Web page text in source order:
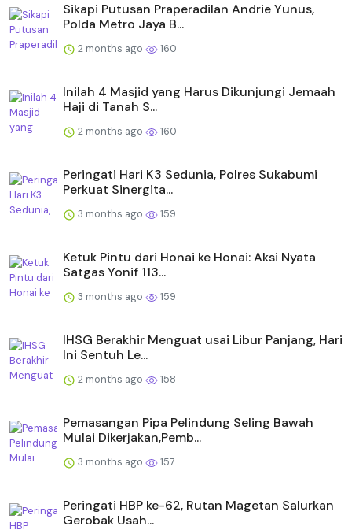
Sikapi Putusan Praperadilan Andrie Yunus,
Polda Metro Jaya B...
2 months ago 160
Inilah 4 Masjid yang Harus Dikunjungi Jemaah
Haji di Tanah S...
2 months ago 160
Peringati Hari K3 Sedunia, Polres Sukabumi
Perkuat Sinergita...
3 months ago 159
Ketuk Pintu dari Honai ke Honai: Aksi Nyata
Satgas Yonif 113...
3 months ago 159
IHSG Berakhir Menguat usai Libur Panjang, Hari
Ini Sentuh Le...
2 months ago 158
Pemasangan Pipa Pelindung Seling Bawah
Mulai Dikerjakan,Pemb...
3 months ago 157
Peringati HBP ke-62, Rutan Magetan Salurkan
Gerobak Usah...